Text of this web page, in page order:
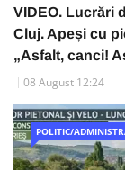
VIDEO. Lucrări
Cluj. Apeși cu
„Asfalt, canci!
08 August 12:24
POLITIC/